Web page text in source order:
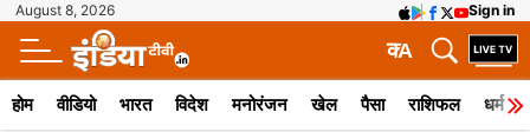
August 8, 2026 Sign in
A
क
होम वीडियो भारत विदेश मनोरंजन खेल पैसा राशिफल धर्म